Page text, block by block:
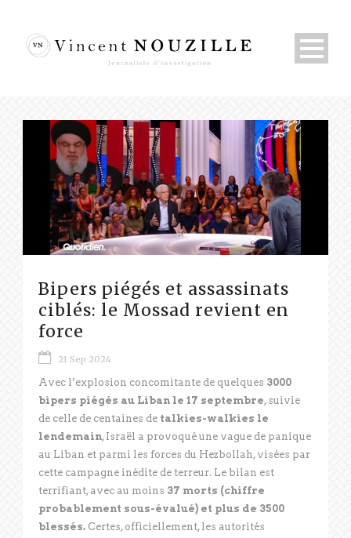
Bipers piégés et assassinats
ciblés: le Mossad revient en
force
21 Sep 2024
Avec l’explosion concomitante de quelques 3000
bipers piégés au Liban le 17 septembre, suivie
de celle de centaines de talkies-walkies le
lendemain, Israël a provoqué une vague de panique
au Liban et parmi les forces du Hezbollah, visées par
cette campagne inédite de terreur. Le bilan est
terrifiant, avec au moins 37 morts (chiffre
probablement sous-évalué) et plus de 3500
blessés. Certes, officiellement, les autorités